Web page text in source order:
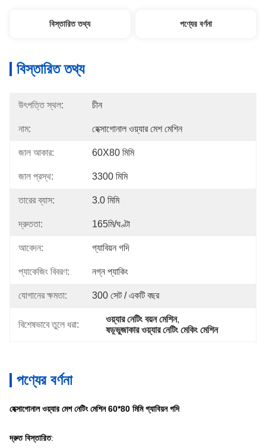
বিস্তারিত তথ্য পণ্যের বর্ণনা
বিস্তারিত তথ্য
উৎপত্তি স্থল: চীন
নাম: হেক্সাগোনাল ওয়্যার মেশ মেশিন
জাল আকার: 60X80 মিমি
জাল প্রস্থ: 3300 মিমি
তারের ব্যাস: 3.0 মিমি
দ্রুততা: 165মি/ঘণ্টা
আবেদন: গ্যাবিয়ন গদি
প্যাকেজিং বিবরণ: নগ্ন প্যাকিং
যোগানের ক্ষমতা: 300 সেট / একটি বছর
বিশেষভাবে তুলে ধরা:
ওয়্যার নেটিং বয়ন মেশিন,
ষড়্ভুজাকার ওয়্যার নেটিং মেকিং মেশিন
পণ্যের বর্ণনা
হেক্সাগোনাল ওয়্যার মেশ নেটিং মেশিন 60*80 মিমি গ্যাবিয়ন গদি
দ্রুত বিস্তারিত: